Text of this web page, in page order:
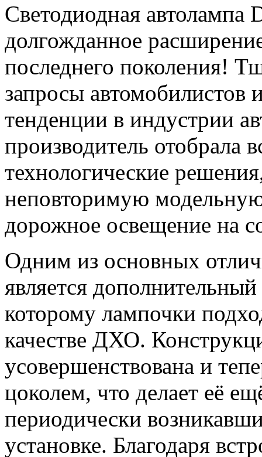
Светодиодная
долгожданное
последнего поколения!
запросы автомобилистов
тенденции в индустрии
производитель отобрала
технологические
неповторимую
дорожное освещение на
Одним из основных
является
которому лампочки
качестве ДХО.
усовершенствована и
цоколем, что делает её
периодически
установке. Благодаря